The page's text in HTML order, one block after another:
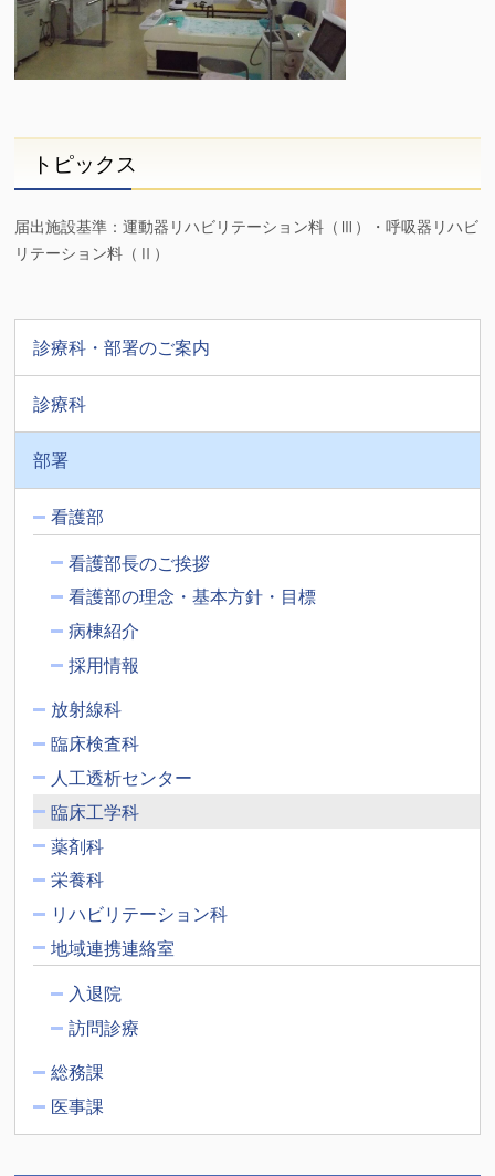
トピックス
届出施設基準：運動器リハビリテーション料（Ⅲ）・呼吸器リハビ
リテーション料（Ⅱ）
診療科・部署のご案内
診療科
部署
看護部
看護部長のご挨拶
看護部の理念・基本方針・目標
病棟紹介
採用情報
放射線科
臨床検査科
人工透析センター
臨床工学科
薬剤科
栄養科
リハビリテーション科
地域連携連絡室
入退院
訪問診療
総務課
医事課